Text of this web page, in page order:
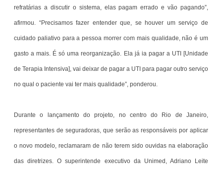
refratárias a discutir o sistema, elas pagam errado e vão pagando”,
afirmou. “Precisamos fazer entender que, se houver um serviço de
cuidado paliativo para a pessoa morrer com mais qualidade, não é um
gasto a mais. É só uma reorganização. Ela já ia pagar a UTI [Unidade
de Terapia Intensiva], vai deixar de pagar a UTI para pagar outro serviço
no qual o paciente vai ter mais qualidade”, ponderou.
Durante o lançamento do projeto, no centro do Rio de Janeiro,
representantes de seguradoras, que serão as responsáveis por aplicar
o novo modelo, reclamaram de não terem sido ouvidas na elaboração
das diretrizes. O superintende executivo da Unimed, Adriano Leite